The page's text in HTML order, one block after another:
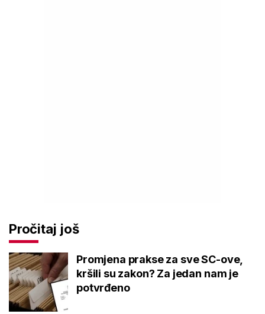
Pročitaj još
Promjena prakse za sve SC-ove,
kršili su zakon? Za jedan nam je
potvrđeno